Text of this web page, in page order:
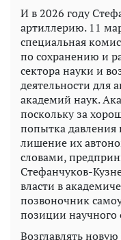
И в 2026 году
артиллерию. 11
специальная
по сохранению и
сектора науки и
деятельности для
академий наук.
поскольку за
попытка давления
лишение их
словами,
Стефанчуков-
власти в
позвоночник
позиции научного
Возглавлять